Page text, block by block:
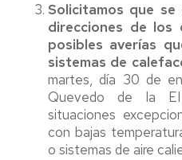
Solicitamos que se
direcciones de
posibles averías
sistemas de
martes, día 30 de
Quevedo de la
situaciones
con bajas
o sistemas de aire